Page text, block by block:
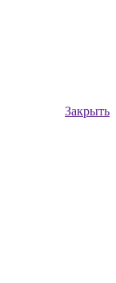
Закрыть